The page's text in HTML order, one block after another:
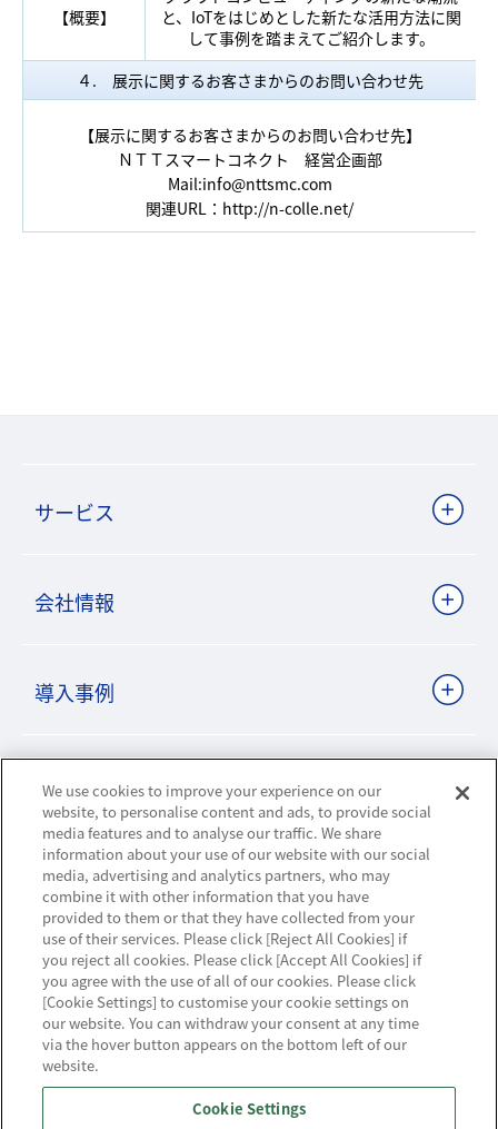
【概要】
と、IoTをはじめとした新たな活用方法に関
して事例を踏まえてご紹介します。
４. 展示に関するお客さまからのお問い合わせ先
【展示に関するお客さまからのお問い合わせ先】
ＮＴＴスマートコネクト 経営企画部
Mail:info@nttsmc.com
関連URL： http://n-colle.net/
サービス
会社情報
導入事例
ビジネスパートナーサイト
ニュースリリース
お知らせ
お問い合わせ／サポート
ハウジング・クラウド・ストリーミングの
We use cookies to improve your experience on our
website, to personalise content and ads, to provide social
media features and to analyse our traffic. We share
information about your use of our website with our social
media, advertising and analytics partners, who may
combine it with other information that you have
provided to them or that they have collected from your
use of their services. Please click [Reject All Cookies] if
you reject all cookies. Please click [Accept All Cookies] if
you agree with the use of all of our cookies. Please click
[Cookie Settings] to customise your cookie settings on
our website. You can withdraw your consent at any time
via the hover button appears on the bottom left of our
website.
Cookie Settings